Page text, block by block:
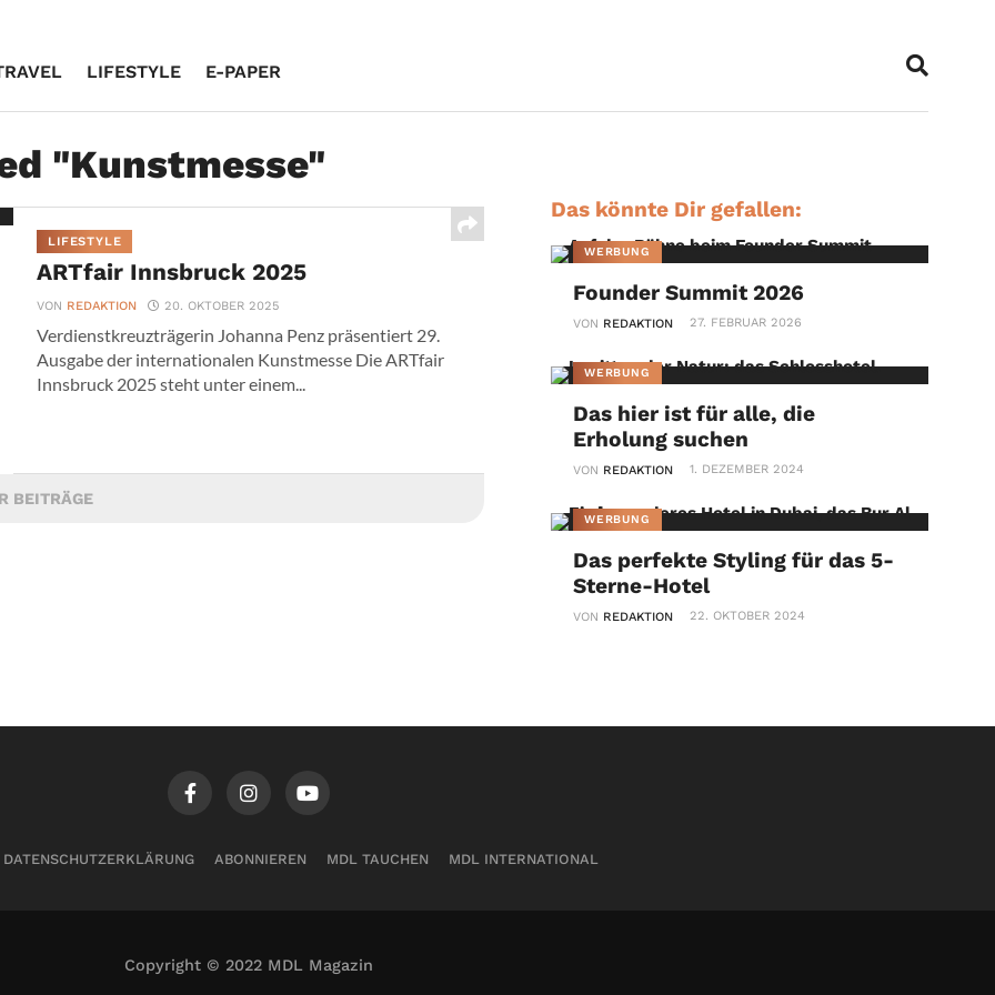
LIFESTYLE E-PAPER
"Kunstmesse"
LIFESTYLE
ARTfair Innsbruck 2025
VON REDAKTION 20. OKTOBER 2025
Verdienstkreuzträgerin Johanna Penz präsentiert 29.
Ausgabe der internationalen Kunstmesse Die ARTfair
Innsbruck 2025 steht unter einem...
BEITRÄGE
Das könnte Dir gefallen:
WERBUNG
Founder Summit 2026
VON REDAKTION 27. FEBRUAR 2026
WERBUNG
Das hier ist für alle, die
Erholung suchen
VON REDAKTION 1. DEZEMBER 2024
WERBUNG
Das perfekte Styling für das 5-
Sterne-Hotel
VON REDAKTION 22. OKTOBER 2024
DATENSCHUTZERKLÄRUNG ABONNIEREN MDL TAUCHEN MDL INTERNATIONAL
Copyright © 2022 MDL Magazin